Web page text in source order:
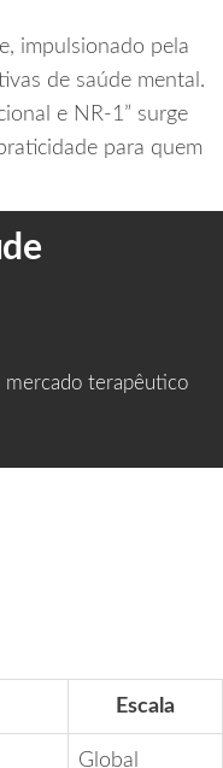
impulsionado pela
de saúde mental.
e NR‑1” surge
para quem
mercado terapêutico
Escala
Global